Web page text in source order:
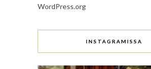
WordPress.org
INSTAGRAMISSA